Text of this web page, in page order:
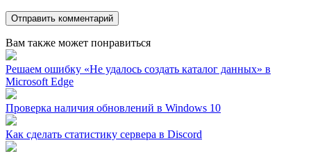
Вам также может понравиться
Решаем ошибку «Не удалось создать каталог данных» в
Microsoft Edge
Проверка наличия обновлений в Windows 10
Как сделать статистику сервера в Discord